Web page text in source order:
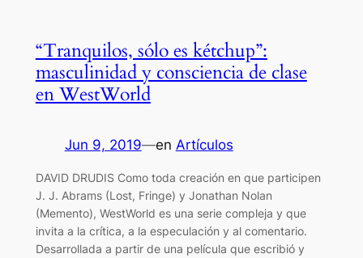
“Tranquilos, sólo es kétchup”:
masculinidad y consciencia de clase
en WestWorld
Jun 9, 2019—en Artículos
DAVID DRUDIS Como toda creación en que participen
J. J. Abrams (Lost, Fringe) y Jonathan Nolan
(Memento), WestWorld es una serie compleja y que
invita a la crítica, a la especulación y al comentario.
Desarrollada a partir de una película que escribió y